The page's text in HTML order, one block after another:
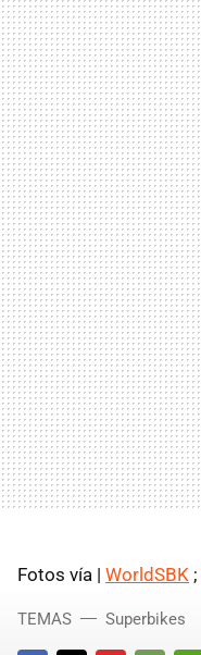
Fotos vía | WorldSBK ;
TEMAS Superbikes